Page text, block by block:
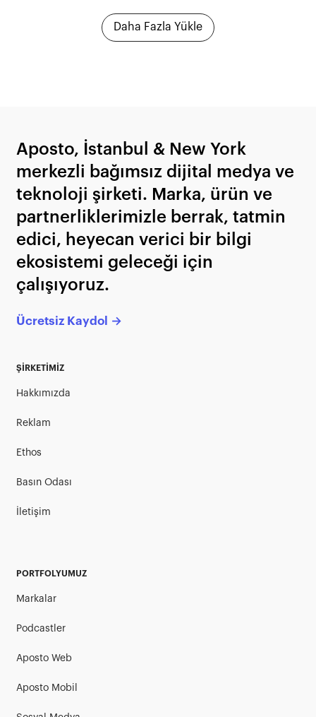
Daha Fazla Yükle
Aposto, İstanbul & New York
merkezli bağımsız dijital medya ve
teknoloji şirketi. Marka, ürün ve
partnerliklerimizle berrak, tatmin
edici, heyecan verici bir bilgi
ekosistemi geleceği için
çalışıyoruz.
Ücretsiz Kaydol →
ŞİRKETİMİZ
Hakkımızda
Reklam
Ethos
Basın Odası
İletişim
PORTFOLYUMUZ
Markalar
Podcastler
Aposto Web
Aposto Mobil